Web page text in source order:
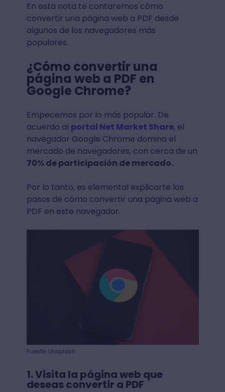
En esta nota te contaremos cómo
convertir una página web a PDF desde
algunos de los navegadores más
populares.
¿Cómo convertir una
página web a PDF en
Google Chrome?
Empecemos por lo más popular. De
acuerdo al portal Net Market Share, el
navegador Google Chrome domina el
mercado de navegadores, con cerca de un
70% de participación de mercado.
Por lo tanto, es elemental explicarte los
pasos de cómo convertir una página web a
PDF en este navegador.
Fuente: Unsplash
1. Visita la página web que
deseas convertir a PDF